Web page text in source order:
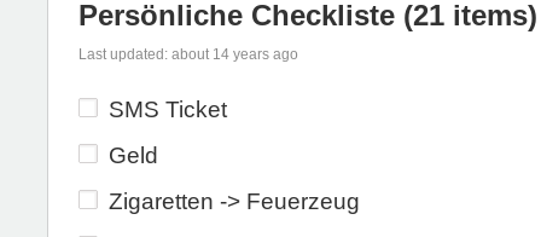
Persönliche Checkliste (21 items)
Last updated: about 14 years ago
SMS Ticket
Geld
Zigaretten -> Feuerzeug